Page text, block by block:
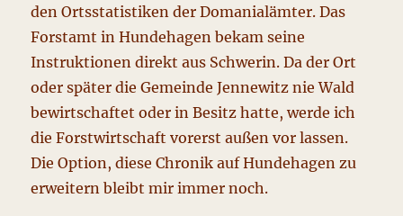
den Ortsstatistiken der Domanialämter. Das
Forstamt in Hundehagen bekam seine
Instruktionen direkt aus Schwerin. Da der Ort
oder später die Gemeinde Jennewitz nie Wald
bewirtschaftet oder in Besitz hatte, werde ich
die Forstwirtschaft vorerst außen vor lassen.
Die Option, diese Chronik auf Hundehagen zu
erweitern bleibt mir immer noch.